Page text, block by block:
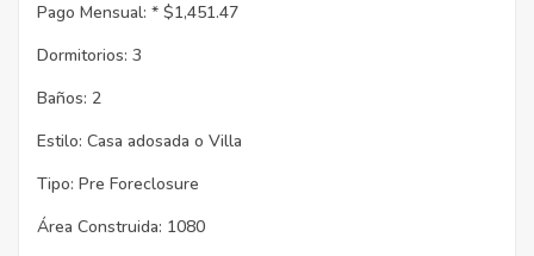
Pago Mensual: * $1,451.47
Dormitorios: 3
Baños: 2
Estilo: Casa adosada o Villa
Tipo: Pre Foreclosure
Área Construida: 1080